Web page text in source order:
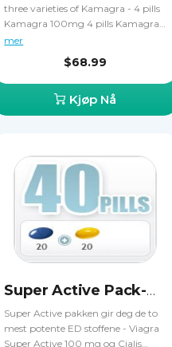
three varieties of Kamagra - 4 pills
Kamagra 100mg 4 pills Kamagra
Chewable Tabs 100mg 7 sachets
three drugs contain the same
active ingredient sildenafil citrate
that makes erections harder and
more durable, allowing the patient
is a great way to save money.
mer
$68.99
Kjøp Nå
Super Active Pack-40
Super Active pakken gir deg de to
mest potente ED stoffene - Viagra
Super Active 100 mg og Cialis